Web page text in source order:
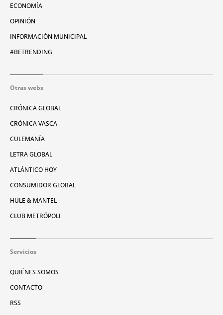
ECONOMÍA
OPINIÓN
INFORMACIÓN MUNICIPAL
#BETRENDING
Otras webs
CRÓNICA GLOBAL
CRÓNICA VASCA
CULEMANÍA
LETRA GLOBAL
ATLÁNTICO HOY
CONSUMIDOR GLOBAL
HULE & MANTEL
CLUB METRÓPOLI
Servicios
QUIÉNES SOMOS
CONTACTO
RSS